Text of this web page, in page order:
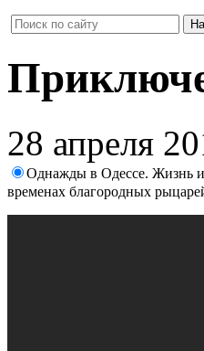
28 апреля
Однажды в Одессе. Жизнь
временах благородных